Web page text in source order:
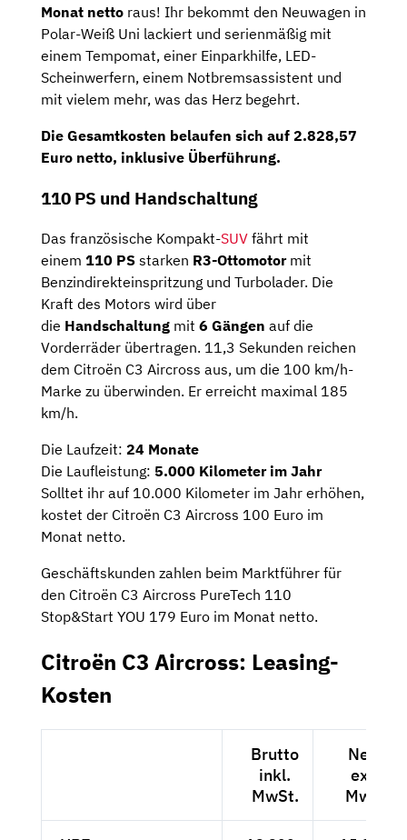
Monat netto raus! Ihr bekommt den Neuwagen in
Polar-Weiß Uni lackiert und serienmäßig mit
einem Tempomat, einer Einparkhilfe, LED-
Scheinwerfern, einem Notbremsassistent und
mit vielem mehr, was das Herz begehrt.
Die Gesamtkosten belaufen sich auf 2.828,57
Euro netto, inklusive Überführung.
110 PS und Handschaltung
Das französische Kompakt-SUV fährt mit
einem 110 PS starken R3-Ottomotormit
Benzindirekteinspritzung und Turbolader. Die
Kraft des Motors wird über
die Handschaltung mit 6 Gängen auf die
Vorderräder übertragen. 11,3 Sekunden reichen
dem Citroën C3 Aircross aus, um die 100 km/h-
Marke zu überwinden. Er erreicht maximal 185
km/h.
Die Laufzeit: 24 Monate
Die Laufleistung: 5.000 Kilometer im Jahr
Solltet ihr auf 10.000 Kilometer im Jahr erhöhen,
kostet der Citroën C3 Aircross 100 Euro im
Monat netto.
Geschäftskunden zahlen beim Marktführer für
den Citroën C3 Aircross PureTech 110
Stop&Start YOU 179 Euro im Monat netto.
Citroën C3 Aircross: Leasing-
Kosten
Brutto
inkl.
MwSt.
Netto
exkl.
MwSt.